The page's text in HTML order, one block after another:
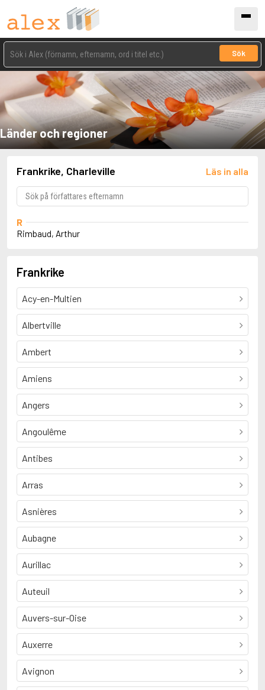
Sök
Länder och regioner
Frankrike, Charleville Läs in alla
R
Rimbaud, Arthur
Frankrike
Acy-en-Multien
Albertville
Ambert
Amiens
Angers
Angoulême
Antibes
Arras
Asnières
Aubagne
Aurillac
Auteuil
Auvers-sur-Oise
Auxerre
Avignon